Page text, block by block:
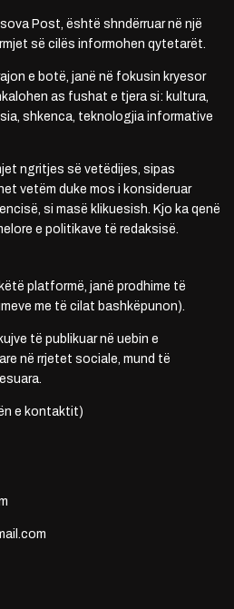
Post, është shndërruar në një
së cilës informohen qytetarët.
e botë, janë në fokusin kryesor
as fushat e tjera si: kultura,
shkenca, teknologjia informative
ngritjes së vetëdijes, sipas
vetëm duke mos i konsideruar
si masë klikuesish. Kjo ka qenë
e politikave të redaksisë.
platformë, janë prodhime të
me të cilat bashkëpunon).
të publikuar në uebin e
në rrjetet sociale, mund të
e kontaktit)